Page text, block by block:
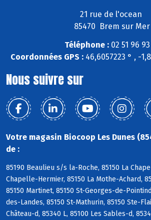
21 rue de l'ocean
85470 Brem sur Mer
Téléphone :02 51 96 93
Coordonnées GPS : 46,6057223 ° , -
Nous suivre sur
Votre magasin Biocoop Les Dunes
de :
85190 Beaulieu s/s la-Roche, 85150 La
Chapelle-Hermier, 85150 La Mothe-Achard,
85150 Martinet, 85150 St-Georges-de-
des-Landes, 85150 St-Mathurin, 85150 Ste-
Château-d, 85340 L, 85100 Les Sables-d,